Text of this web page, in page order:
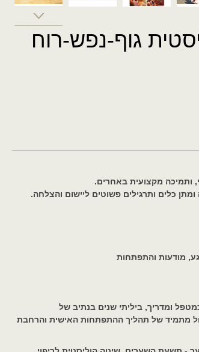
גוף-נפש-רוח
ותמיכה מקצועית באחרים.
כלים ותרגילים פשוטים ליישום והצלחה.
מודעות והתפתחות
ומדריך, ביליתי שנים בנתיב של
מתמיד של תהליך ההתפתחות האישית והרחבת